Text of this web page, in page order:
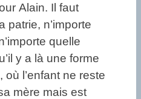
Alain. Il faut
patrie, n’importe
quelle
y a là une forme
l’enfant ne reste
mère mais est